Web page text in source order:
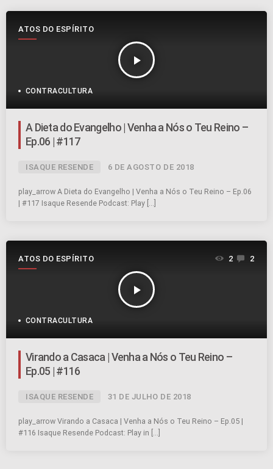
ATOS DO ESPÍRITO
play_arrow
CONTRACULTURA
A Dieta do Evangelho | Venha a Nós o Teu Reino –
Ep.06 | #117
ISAQUE RESENDE 6 DE AGOSTO DE 2018
play_arrow A Dieta do Evangelho | Venha a Nós o Teu Reino – Ep.06
| #117 Isaque Resende Podcast: Play […]
ATOS DO ESPÍRITO
play_arrow
2 2
CONTRACULTURA
Virando a Casaca | Venha a Nós o Teu Reino –
Ep.05 | #116
ISAQUE RESENDE 31 DE JULHO DE 2018
play_arrow Virando a Casaca | Venha a Nós o Teu Reino – Ep.05 |
#116 Isaque Resende Podcast: Play in […]